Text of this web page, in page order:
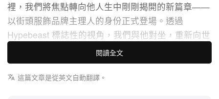
裡，我們將焦點轉向他人生中剛剛揭開的新篇章——
以街頭服飾品牌主理人的身份正式登場。透過
Hypebeast 標誌性的視角，我們與他對坐，重新向世
界介紹這位獎牌背後的真實人物。
自小在影視圈以童星身份成長，讓他對鏡頭天生不怯
閱讀全文
這篇文章是從英文自動翻譯。